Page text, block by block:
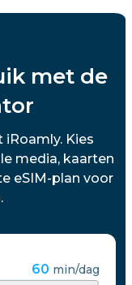
met de
Kies
media, kaarten
eSIM-plan voor
60 min/dag